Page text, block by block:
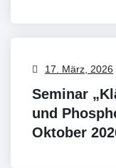
17. März, 2026
Seminar
und
Oktober